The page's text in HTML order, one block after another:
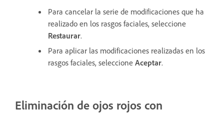
Para cancelar la serie de modificaciones que ha
realizado en los rasgos faciales, seleccione
Restaurar.
Para aplicar las modificaciones realizadas en los
rasgos faciales, seleccione Aceptar.
Eliminación de ojos rojos con